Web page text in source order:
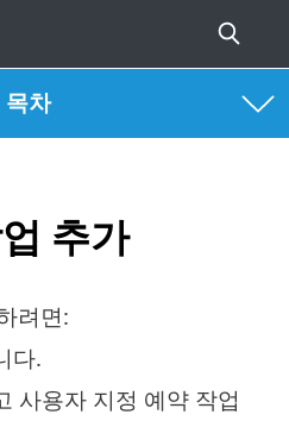
차
추가
려면:
다.
사용자 지정 예약 작업